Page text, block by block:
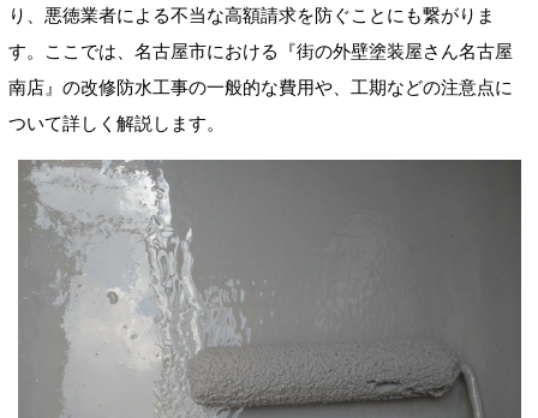
り、悪徳業者による不当な高額請求を防ぐことにも繋がりま
す。ここでは、名古屋市における『街の外壁塗装屋さん名古屋
南店』の改修防水工事の一般的な費用や、工期などの注意点に
ついて詳しく解説します。